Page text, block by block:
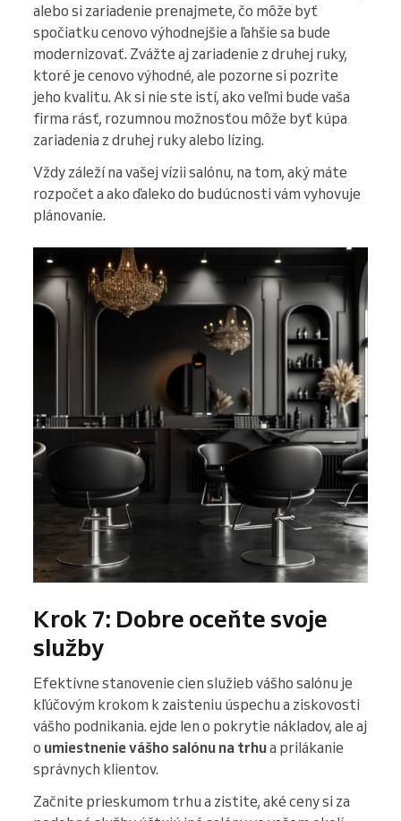
alebo si zariadenie prenajmete, čo môže byť
spočiatku cenovo výhodnejšie a ľahšie sa bude
modernizovať. Zvážte aj zariadenie z druhej ruky,
ktoré je cenovo výhodné, ale pozorne si pozrite
jeho kvalitu. Ak si nie ste istí, ako veľmi bude vaša
firma rásť, rozumnou možnosťou môže byť kúpa
zariadenia z druhej ruky alebo lízing.
Vždy záleží na vašej vízii salónu, na tom, aký máte
rozpočet a ako ďaleko do budúcnosti vám vyhovuje
plánovanie.
Krok 7: Dobre oceňte svoje
služby
Efektívne stanovenie cien služieb vášho salónu je
kľúčovým krokom k zaisteniu úspechu a ziskovosti
vášho podnikania. ejde len o pokrytie nákladov, ale aj
o umiestnenie vášho salónu na trhua prilákanie
správnych klientov.
Začnite prieskumom trhu a zistite, aké ceny si za